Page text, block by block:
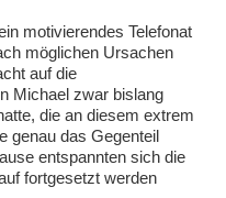
motivierendes Telefonat
möglichen Ursachen
auf die
Michael zwar bislang
die an diesem extrem
genau das Gegenteil
entspannten sich die
fortgesetzt werden